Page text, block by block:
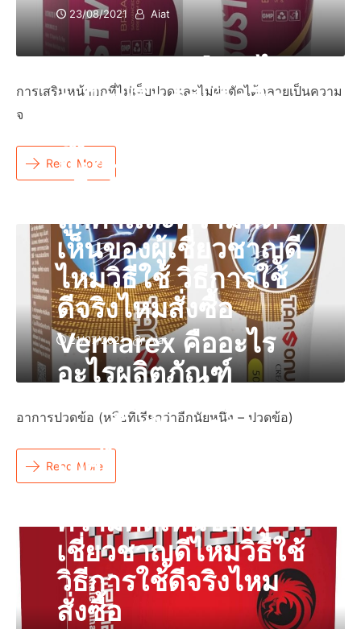
23/08/2021 Aiat
การเสริมหน้าอกที่ไม่เจ็บปวดและไม่ผ่าตัดได้กลายเป็นความ
จ
Read More
อะไรผลิตภัณฑ์ครีม
ที่ไหนวิธีนวดเทศไทย
หรือร้านขายยาของ
ลูกค้าเเละความคิด
เห็นของผู้เชี่ยวชาญดี
ไหมวิธีใช้ วิธีการใช้
ดีจริงไหมสั่งซื้อ
21/07/2021 Aiat
อาการปวดข้อ (หรือที่เรียกว่าอีกนัยหนึ่ง – ปวดข้อ)
Read More
Vernarex คืออะไร
อะไรผลิตภัณฑ์
แคปซูลแท้ราคารีวิว
ของซื้อที่ไหนวิธีกิน
เทศไทยหรือร้านขาย
ยาของลูกค้าเเละ
ความคิดเห็นของผู้
เชี่ยวชาญดีไหมวิธีใช้
วิธีการใช้ดีจริงไหม
สั่งซื้อ